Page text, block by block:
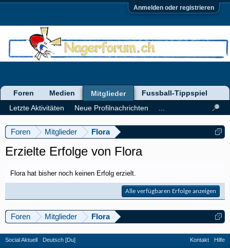
Anmelden oder registrieren
Foren Mitglieder Flora
Erzielte Erfolge von Flora
Flora hat bisher noch keinen Erfolg erzielt.
Alle verfügbaren Erfolge anzeigen
Foren Mitglieder Flora
Foren Medien
Mitglieder
Letzte Aktivitäten
Neue Profilnachrichten
Fussball-Tippspiel
Social Aktuell Deutsch [Du] Kontakt
Hilfe